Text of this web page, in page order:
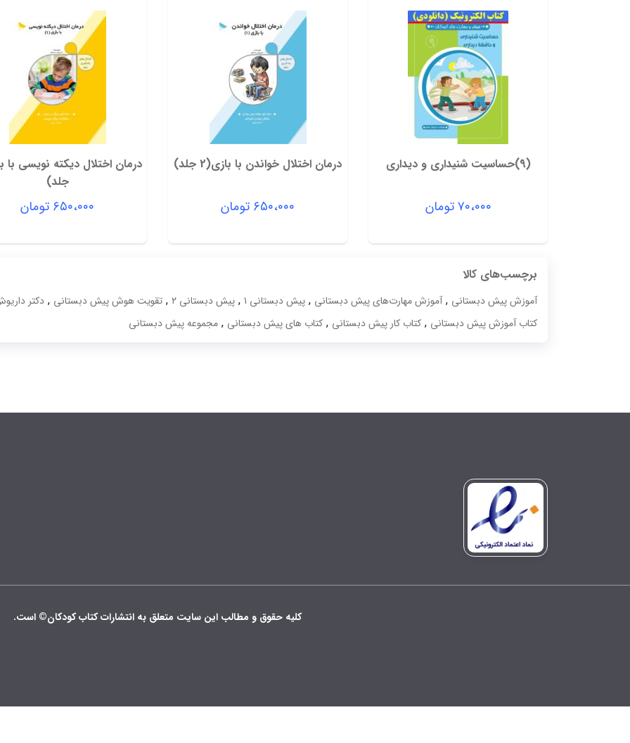
(9)حساسیت شنیداری و دیداری
۷۰،۰۰۰تومان
درمان اختلال خواندن با بازی(2 جلد)
۶۵۰،۰۰۰ تومان
جلد)
۶۵۰،۰۰۰ تومان
برچسب‌های کالا
آموزش پیش دبستانی ,آموزش مهارت‌های پیش دبستانی , پیش دبستانی ۱ , پیش دبستانی ۲ , تقویت هوش پیش دبستانی , دکتر
کتاب آموزش پیش دبستانی , کتاب کار پیش دبستانی , کتاب های پیش دبستانی , مجموعه پیش دبستانی
کلیه حقوق و مطالب این سایت متعلق به انتشارات کتاب کودکان© است.